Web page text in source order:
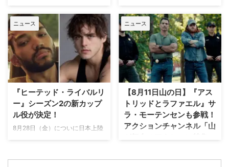
とAmazonオリジナル『ライド･
オア･ダイ ～親友は暗殺者～』
だ。 …
『S.W.A.T.』といった人気シリー
ズが揃って7年目で終了す …
Amazon Prime Video「シネフィ
ルWOWOWプラス」公式
YouTubeでは、一度は観ておきた
い名画、人気のミステリードラ
マ、名作アニメなどを続々無料公
開！ 今回は、英国推理小説界の
至宝アン・クリーヴス原作の大人
気クライムミステリー『シェトラ
第1話「野兎を悼む春 前編」は8
月7日（金）20：00より、第2話
「野兎を悼む春 後編」は8月21
日（金）20：00より、YouTube
料公開 クリーヴスといえば、 …
ラマをご紹介。今週は、大人気ア
クションドラマ『リーチャー ～
正義のアウトロー～』の最新シー
ズンや、『刑事モース ～オック
スフォード事件簿～』のショー
ン・エヴァンス主演の新作ドラマ
が開始となる。 アクションチャ
ンネル放送予定 『ブルーリッ
ジ 山岳捜査網』 8月11日（火・
祝 ）13：00スタート、全6話一
挙放送 世界最強の特殊部隊とし
て知られる米陸軍特殊部隊、通称
グリーンベレー出身の保安官ジャ
ニュース
『ヒーテッド・ライバルリ
ー』シーズン2の新カップ
ル役が決定！
8月28日（金）についに日本上陸
ン2の新カップル役が分かった。
ニュース
【8月11日山の日】『アス
トリッドとラファエル』サ
ラ・モーテンセンも参戦！
アクションチャンネル「山
が舞台のアクション特集」
日本で唯一のアクション海外ドラ